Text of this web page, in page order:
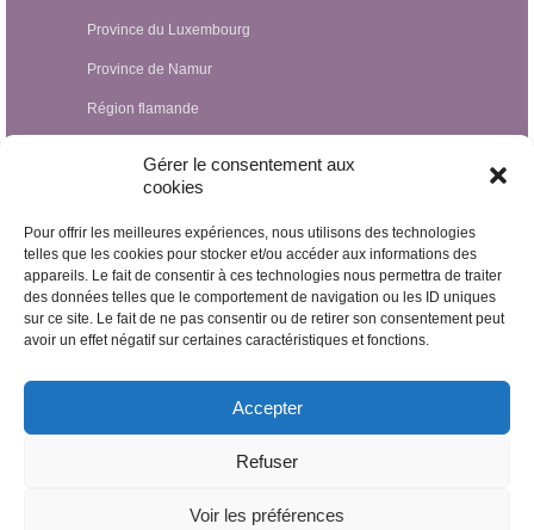
Gérer le consentement aux
cookies
Pour offrir les meilleures expériences, nous utilisons des technologies
telles que les cookies pour stocker et/ou accéder aux informations des
appareils. Le fait de consentir à ces technologies nous permettra de traiter
des données telles que le comportement de navigation ou les ID uniques
sur ce site. Le fait de ne pas consentir ou de retirer son consentement peut
avoir un effet négatif sur certaines caractéristiques et fonctions.
Accepter
Refuser
Voir les préférences
Province du Luxembourg
Province de Namur
Région flamande
Hypnothérapeutes Luxembourg
Hypnothérapeutes France
Hypnothérapeutes Suisse
Hypnothérapeutes Pays-Bas
Hypnothérapeutes Espagne
Hypnothérapeutes Egypte
Hypnothérapeutes Nicaragua